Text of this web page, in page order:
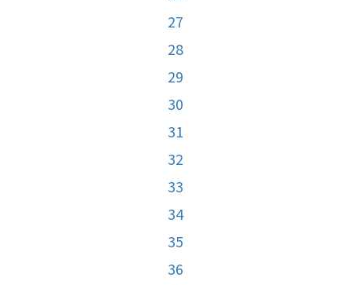
27
28
29
30
31
32
33
34
35
36